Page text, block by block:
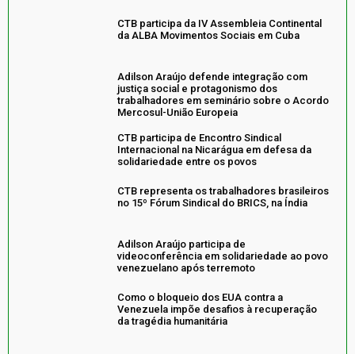
CTB participa da IV Assembleia Continental
da ALBA Movimentos Sociais em Cuba
Adilson Araújo defende integração com
justiça social e protagonismo dos
trabalhadores em seminário sobre o Acordo
Mercosul-União Europeia
CTB participa de Encontro Sindical
Internacional na Nicarágua em defesa da
solidariedade entre os povos
CTB representa os trabalhadores brasileiros
no 15º Fórum Sindical do BRICS, na Índia
Adilson Araújo participa de
videoconferência em solidariedade ao povo
venezuelano após terremoto
Como o bloqueio dos EUA contra a
Venezuela impõe desafios à recuperação
da tragédia humanitária